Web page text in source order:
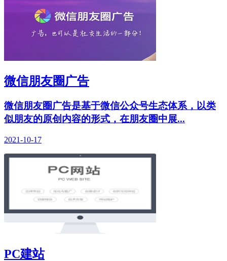
微信朋友圈广告
微信朋友圈广告是基于微信公众号生态体系，以类
似朋友的原创内容的形式，在朋友圈中展...
2021-10-17
PC建站